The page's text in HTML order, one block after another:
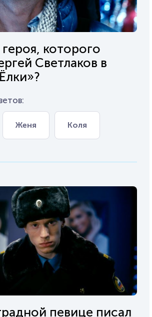
героя, которого
Светлаков в
Женя Коля
певице писал